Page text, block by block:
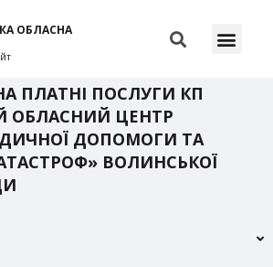
ОБЛАСНА
ПЛАТНІ ПОСЛУГИ КП
ОБЛАСНИЙ ЦЕНТР
ДОПОМОГИ ТА
ВОЛИНСЬКОЇ